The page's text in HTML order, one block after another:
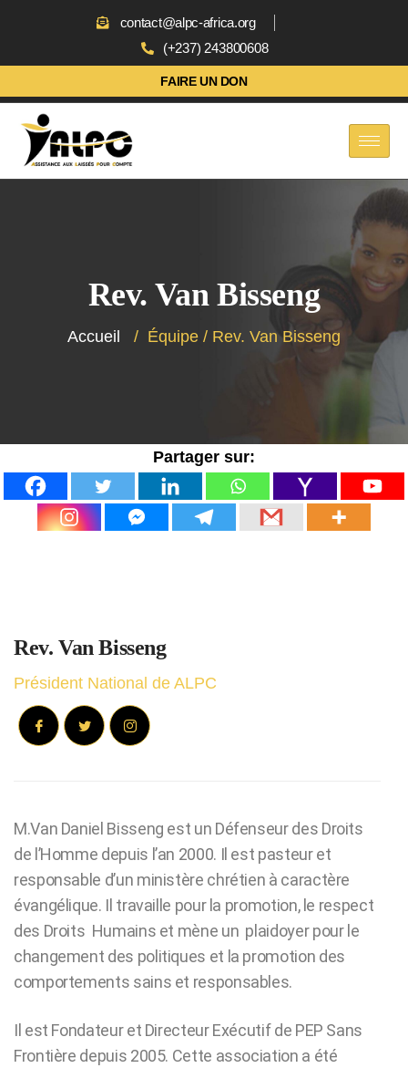
contact@alpc-africa.org
(+237) 243800608
FAIRE UN DON
Rev. Van Bisseng
Accueil / Équipe / Rev. Van Bisseng
Partager sur:
Rev. Van Bisseng
Président National de ALPC
M.Van Daniel Bisseng est un Défenseur des Droits
de l’Homme depuis l’an 2000. Il est pasteur et
responsable d’un ministère chrétien à caractère
évangélique. Il travaille pour la promotion, le respect
des Droits Humains et mène un plaidoyer pour le
changement des politiques et la promotion des
comportements sains et responsables.
Il est Fondateur et Directeur Exécutif de PEP Sans
Frontière depuis 2005. Cette association a été